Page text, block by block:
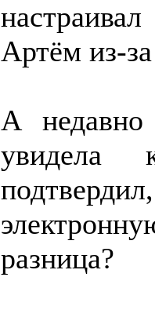
Артём из-за
А недавно
разница?